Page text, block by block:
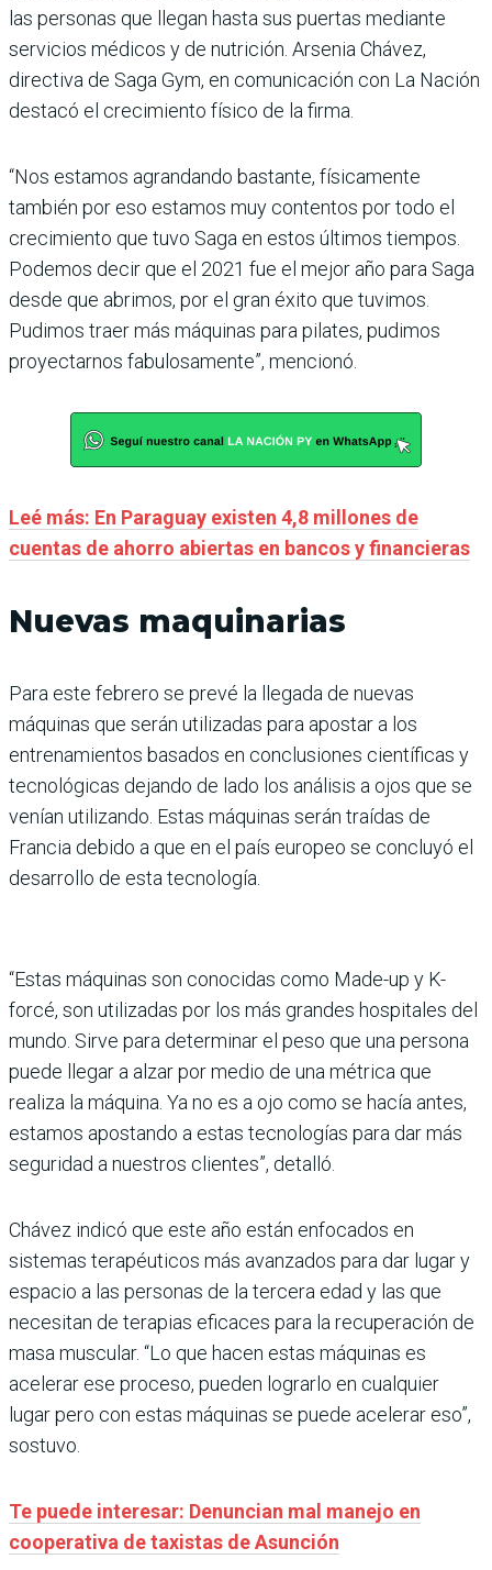
las personas que llegan hasta sus puertas mediante
servicios médicos y de nutrición. Arsenia Chávez,
directiva de Saga Gym, en comunicación con La Nación
destacó el crecimiento físico de la firma.
“Nos estamos agrandando bastante, físicamente
también por eso estamos muy contentos por todo el
crecimiento que tuvo Saga en estos últimos tiempos.
Podemos decir que el 2021 fue el mejor año para Saga
desde que abrimos, por el gran éxito que tuvimos.
Pudimos traer más máquinas para pilates, pudimos
proyectarnos fabulosamente”, mencionó.
Leé más: En Paraguay existen 4,8 millones de
cuentas de ahorro abiertas en bancos y financieras
Nuevas maquinarias
Para este febrero se prevé la llegada de nuevas
máquinas que serán utilizadas para apostar a los
entrenamientos basados en conclusiones científicas y
tecnológicas dejando de lado los análisis a ojos que se
venían utilizando. Estas máquinas serán traídas de
Francia debido a que en el país europeo se concluyó el
desarrollo de esta tecnología.
“Estas máquinas son conocidas como Made-up y K-
forcé, son utilizadas por los más grandes hospitales del
mundo. Sirve para determinar el peso que una persona
puede llegar a alzar por medio de una métrica que
realiza la máquina. Ya no es a ojo como se hacía antes,
estamos apostando a estas tecnologías para dar más
seguridad a nuestros clientes”, detalló.
Chávez indicó que este año están enfocados en
sistemas terapéuticos más avanzados para dar lugar y
espacio a las personas de la tercera edad y las que
necesitan de terapias eficaces para la recuperación de
masa muscular. “Lo que hacen estas máquinas es
acelerar ese proceso, pueden lograrlo en cualquier
lugar pero con estas máquinas se puede acelerar eso”,
sostuvo.
Te puede interesar: Denuncian mal manejo en
cooperativa de taxistas de Asunción